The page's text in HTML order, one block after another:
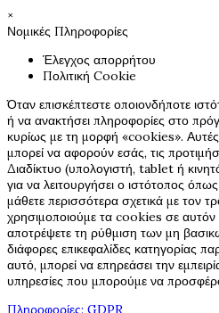
×
Νομικές Πληροφορίες
Έλεγχος απορρήτου
Πολιτική Cookie
Όταν επισκέπτεστε οποιονδήποτε
ή να ανακτήσει πληροφορίες στο
κυρίως με τη μορφή «cookies». Αυτές
μπορεί να αφορούν εσάς, τις
Διαδίκτυο (υπολογιστή, tablet ή
για να λειτουργήσει ο ιστότοπος
μάθετε περισσότερα σχετικά με τον
χρησιμοποιούμε τα cookies σε αυτόν
αποτρέψετε τη ρύθμιση των μη
διάφορες επικεφαλίδες κατηγορίας
αυτό, μπορεί να επηρεάσει την
υπηρεσίες που μπορούμε να
Πληροφορίες: GDPR